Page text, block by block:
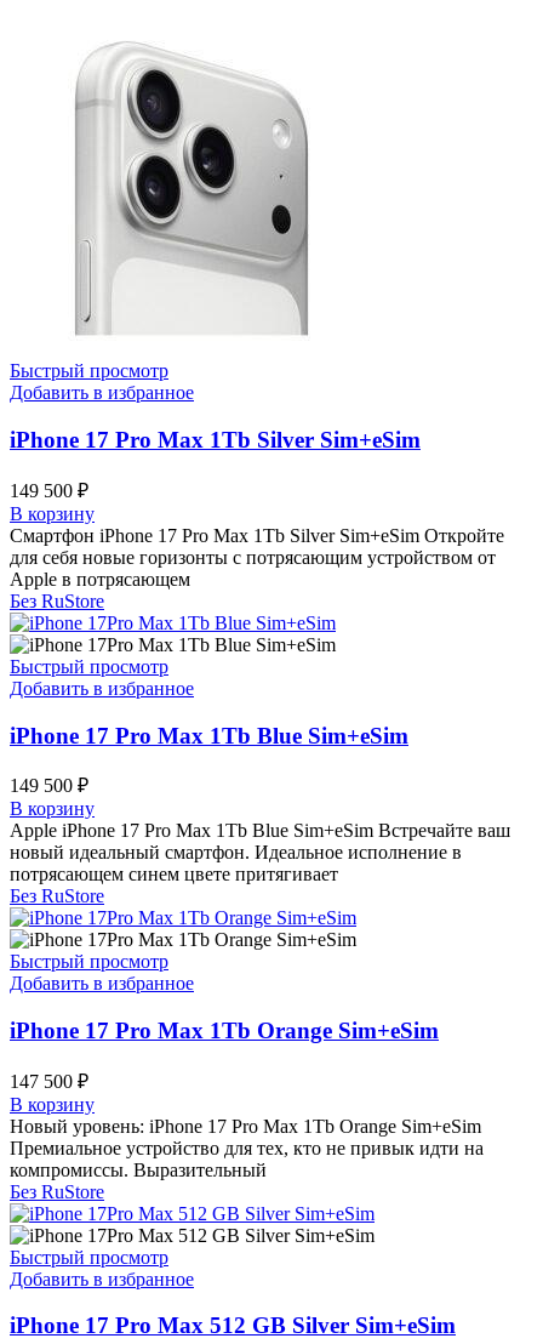
Быстрый просмотр
Добавить в избранное
iPhone 17 Pro Max 1Tb Silver Sim+eSim
149 500 ₽
В корзину
Смартфон iPhone 17 Pro Max 1Tb Silver Sim+eSim Откройте
для себя новые горизонты с потрясающим устройством от
Apple в потрясающем
Без RuStore
Быстрый просмотр
Добавить в избранное
iPhone 17 Pro Max 1Tb Blue Sim+eSim
149 500 ₽
В корзину
Apple iPhone 17 Pro Max 1Tb Blue Sim+eSim Встречайте ваш
новый идеальный смартфон. Идеальное исполнение в
потрясающем синем цвете притягивает
Без RuStore
Быстрый просмотр
Добавить в избранное
iPhone 17 Pro Max 1Tb Orange Sim+eSim
147 500 ₽
В корзину
Новый уровень: iPhone 17 Pro Max 1Tb Orange Sim+eSim
Премиальное устройство для тех, кто не привык идти на
компромиссы. Выразительный
Без RuStore
Быстрый просмотр
Добавить в избранное
iPhone 17 Pro Max 512 GB Silver Sim+eSim